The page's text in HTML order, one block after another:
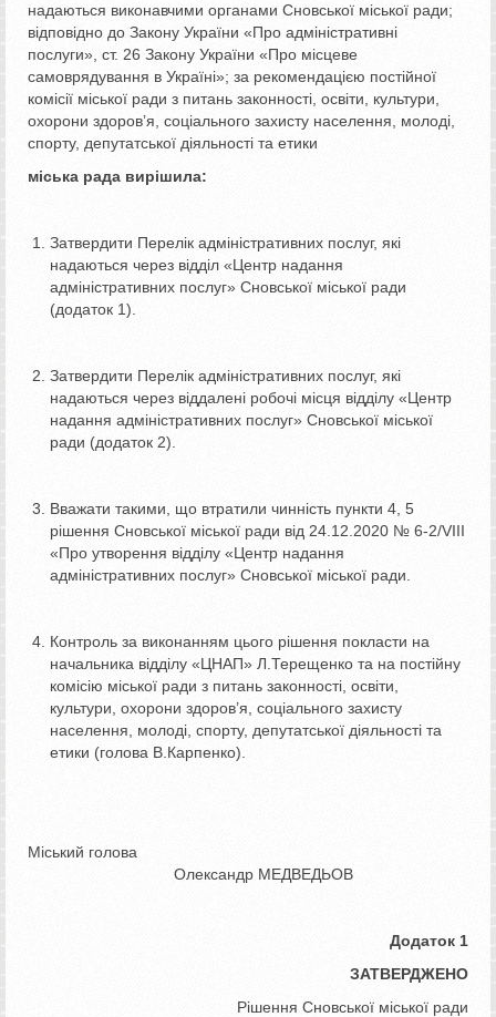
надаються виконавчими органами Сновської міської ради;
відповідно до Закону України «Про адміністративні
послуги», ст. 26 Закону України «Про місцеве
самоврядування в Україні»; за рекомендацією постійної
комісії міської ради з питань законності, освіти, культури,
охорони здоров’я, соціального захисту населення, молоді,
спорту, депутатської діяльності та етики
міська рада вирішила:
Затвердити Перелік адміністративних послуг, які
надаються через відділ «Центр надання
адміністративних послуг» Сновської міської ради
(додаток 1).
Затвердити Перелік адміністративних послуг, які
надаються через віддалені робочі місця відділу «Центр
надання адміністративних послуг» Сновської міської
ради (додаток 2).
Вважати такими, що втратили чинність пункти 4, 5
рішення Сновської міської ради від 24.12.2020 № 6-2/VІІІ
«Про утворення відділу «Центр надання
адміністративних послуг» Сновської міської ради.
Контроль за виконанням цього рішення покласти на
начальника відділу «ЦНАП» Л.Терещенко та на постійну
комісію міської ради з питань законності, освіти,
культури, охорони здоров’я, соціального захисту
населення, молоді, спорту, депутатської діяльності та
етики (голова В.Карпенко).
Міський голова
Олександр МЕДВЕДЬОВ
Додаток 1
ЗАТВЕРДЖЕНО
Рішення Сновської міської ради